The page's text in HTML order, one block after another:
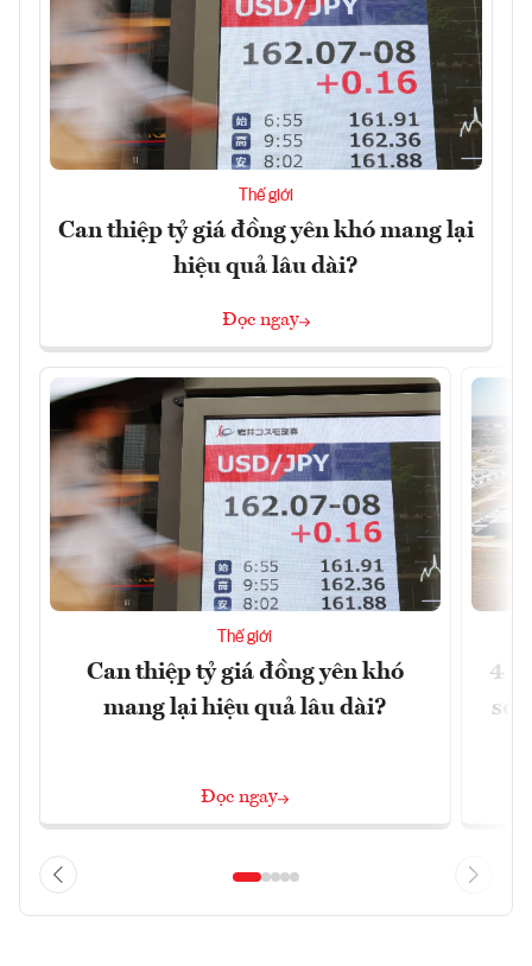
Thế giới
Can thiệp tỷ giá đồng yên khó mang lại
hiệu quả lâu dài?
Đọc ngay
Thế giới
Can thiệp tỷ giá đồng yên khó
mang lại hiệu quả lâu dài?
Đọc ngay
4
sở